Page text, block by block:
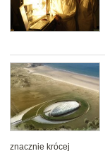
znacznie krócej